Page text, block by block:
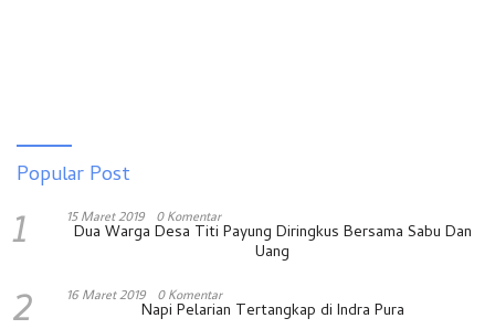
Popular Post
1 15 Maret 2019 0 Komentar
Dua Warga Desa Titi Payung Diringkus Bersama Sabu Dan
Uang
2 16 Maret 2019 0 Komentar
Napi Pelarian Tertangkap di Indra Pura